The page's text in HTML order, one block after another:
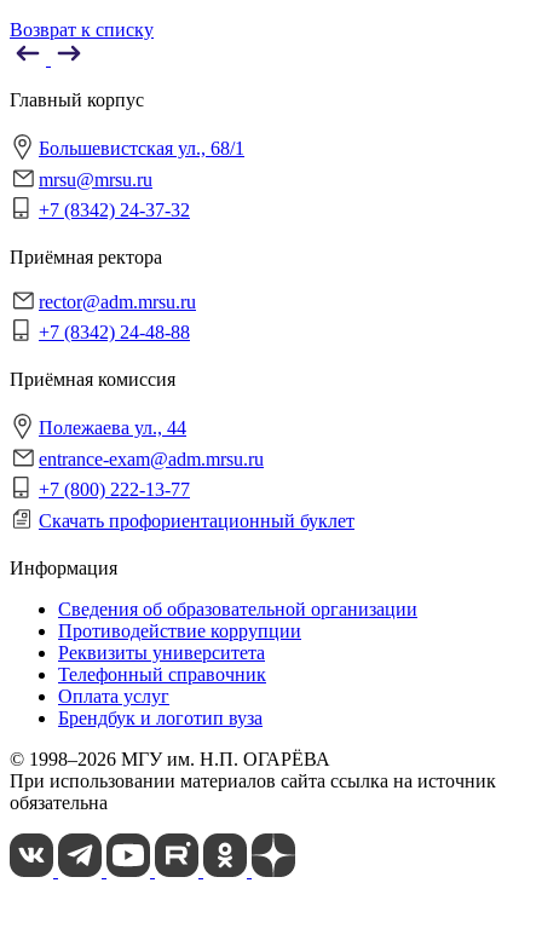
Возврат к списку
Главный корпус
Большевистская ул., 68/1
mrsu@mrsu.ru
+7 (8342) 24-37-32
Приёмная ректора
rector@adm.mrsu.ru
+7 (8342) 24-48-88
Приёмная комиссия
Полежаева ул., 44
entrance-exam@adm.mrsu.ru
+7 (800) 222-13-77
Скачать профориентационный буклет
Информация
Сведения об образовательной организации
Противодействие коррупции
Реквизиты университета
Телефонный справочник
Оплата услуг
Брендбук и логотип вуза
© 1998–2026 МГУ им. Н.П. ОГАРЁВА
При использовании материалов сайта ссылка на источник
обязательна